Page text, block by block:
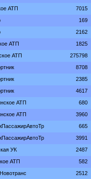
АТП 7015
169
2162
АТП 1825
АТП 275798
8708
2385
4617
АТП 680
АТП 3960
665
3991
УК 2487
АТП 582
2512